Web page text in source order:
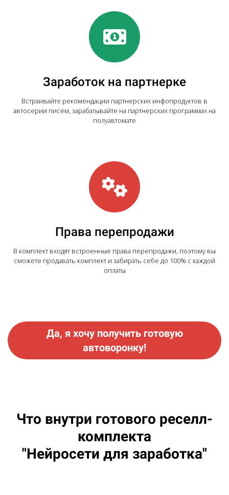
Заработок на партнерке
Встраивайте рекомендации партнерских инфопродуктов в
автосерии писем, зарабатывайте на партнерских программах на
полуавтомате
Права перепродажи
В комплект входят встроенные права перепродажи, поэтому вы
сможете продавать комплект и забирать себе до 100% с каждой
оплаты
Да, я хочу получить готовую
автоворонку!
Что внутри готового реселл-
комплекта
"Нейросети для заработка"